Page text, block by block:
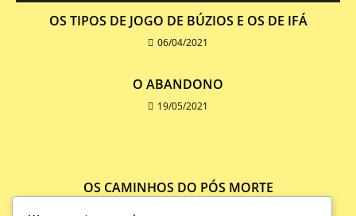
OS TIPOS DE JOGO DE BÚZIOS E OS DE IFÁ
06/04/2021
O ABANDONO
19/05/2021
OS CAMINHOS DO PÓS MORTE